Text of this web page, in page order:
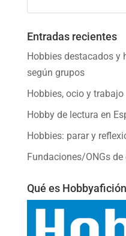
Entradas recientes
Hobbies destacados y
según grupos
Hobbies, ocio y trabajo
Hobby de lectura en
Hobbies: parar y
Fundaciones/ONGs
Qué es